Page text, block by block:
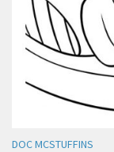
DOC MCSTUFFINS